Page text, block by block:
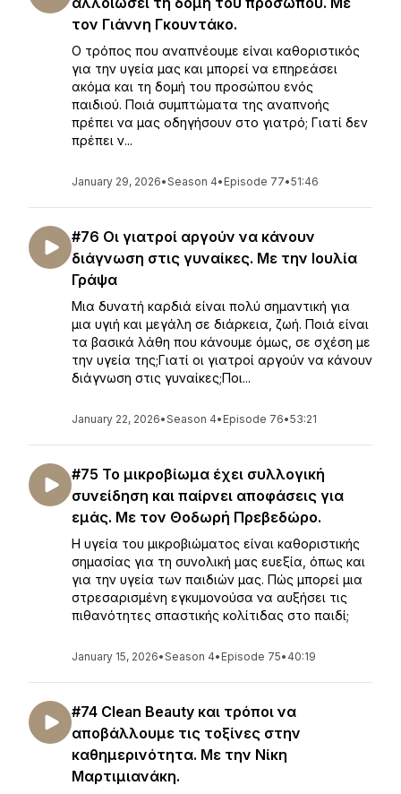
τον Γιάννη Γκουντάκο.
Ο τρόπος που αναπνέουμε είναι καθοριστικός
για την υγεία μας και μπορεί να επηρεάσει
ακόμα και τη δομή του προσώπου ενός
παιδιού. Ποιά συμπτώματα της αναπνοής
πρέπει να μας οδηγήσουν στο γιατρό; Γιατί δεν
πρέπει ν...
January 29, 2026•Season 4• Episode 77•51:46
#76 Οι γιατροί αργούν να κάνουν
διάγνωση στις γυναίκες. Με την Ιουλία
Γράψα
Μια δυνατή καρδιά είναι πολύ σημαντική για
μια υγιή και μεγάλη σε διάρκεια, ζωή. Ποιά είναι
τα βασικά λάθη που κάνουμε όμως, σε σχέση με
την υγεία της;Γιατί οι γιατροί αργούν να κάνουν
διάγνωση στις γυναίκες;Ποι...
January 22, 2026•Season 4• Episode 76•53:21
#75 Το μικροβίωμα έχει συλλογική
συνείδηση και παίρνει αποφάσεις για
εμάς. Με τον Θοδωρή Πρεβεδώρο.
Η υγεία του μικροβιώματος είναι καθοριστικής
σημασίας για τη συνολική μας ευεξία, όπως και
για την υγεία των παιδιών μας. Πώς μπορεί μια
στρεσαρισμένη εγκυμονούσα να αυξήσει τις
πιθανότητες σπαστικής κολίτιδας στο παιδί;
January 15, 2026•Season 4• Episode 75• 40:19
#74 Clean Beauty και τρόποι να
αποβάλλουμε τις τοξίνες στην
καθημερινότητα. Με την Νίκη
Μαρτιμιανάκη.